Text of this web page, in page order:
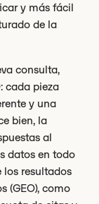
y más fácil
de la
consulta,
cada pieza
y una
bien, la
al
datos en todo
los resultados
(GEO), como